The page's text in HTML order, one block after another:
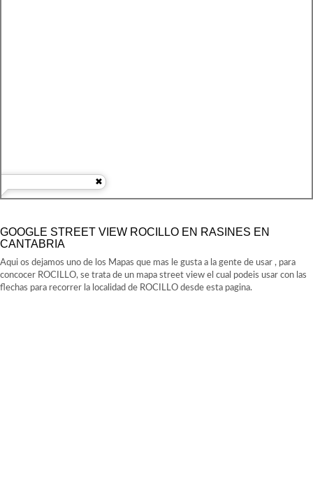
GOOGLE STREET VIEW ROCILLO EN RASINES EN
CANTABRIA
Aqui os dejamos uno de los Mapas que mas le gusta a la gente de usar , para
concocer ROCILLO, se trata de un mapa street view el cual podeis usar con las
flechas para recorrer la localidad de ROCILLO desde esta pagina.